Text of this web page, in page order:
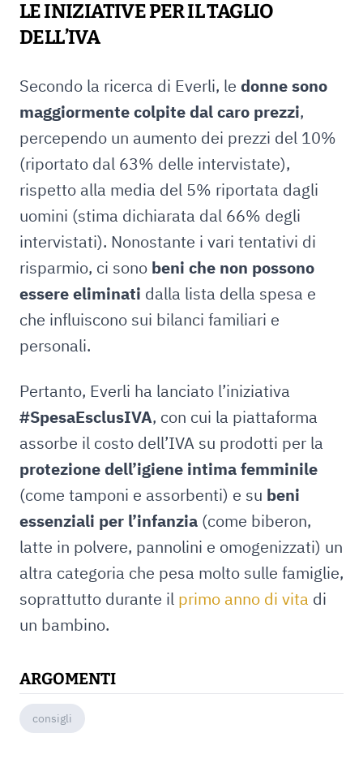
LE INIZIATIVE PER IL TAGLIO
DELL’IVA
Secondo la ricerca di Everli, le donne sono
maggiormente colpite dal caro prezzi,
percependo un aumento dei prezzi del 10%
(riportato dal 63% delle intervistate),
rispetto alla media del 5% riportata dagli
uomini (stima dichiarata dal 66% degli
intervistati). Nonostante i vari tentativi di
risparmio, ci sono beni che non possono
essere eliminati dalla lista della spesa e
che influiscono sui bilanci familiari e
personali.
Pertanto, Everli ha lanciato l’iniziativa
#SpesaEsclusIVA, con cui la piattaforma
assorbe il costo dell’IVA su prodotti per la
protezione dell’igiene intima femminile
(come tamponi e assorbenti) e su beni
essenziali per l’infanzia (come biberon,
latte in polvere, pannolini e omogenizzati) un
altra categoria che pesa molto sulle famiglie,
soprattutto durante il primo anno di vita di
un bambino.
ARGOMENTI
consigli